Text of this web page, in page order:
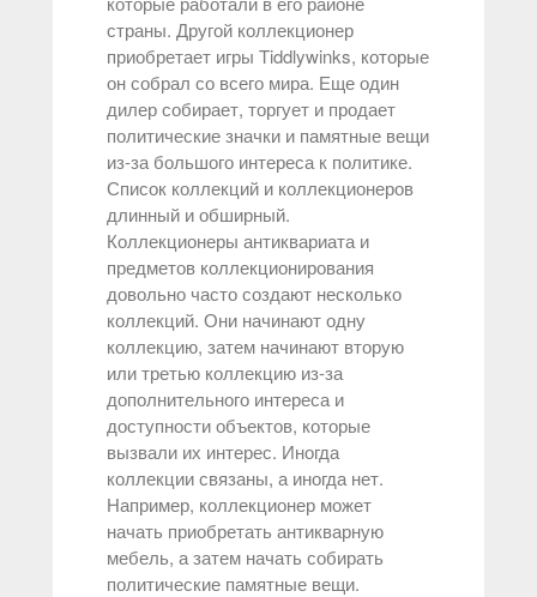
страны. Другой коллекционер
приобретает игры Tiddlywinks, которые
он собрал со всего мира. Еще один
дилер собирает, торгует и продает
политические значки и памятные вещи
из-за большого интереса к политике.
Список коллекций и коллекционеров
длинный и обширный.
Коллекционеры антиквариата и
предметов коллекционирования
довольно часто создают несколько
коллекций. Они начинают одну
коллекцию, затем начинают вторую
или третью коллекцию из-за
дополнительного интереса и
доступности объектов, которые
вызвали их интерес. Иногда
коллекции связаны, а иногда нет.
Например, коллекционер может
начать приобретать антикварную
мебель, а затем начать собирать
политические памятные вещи.